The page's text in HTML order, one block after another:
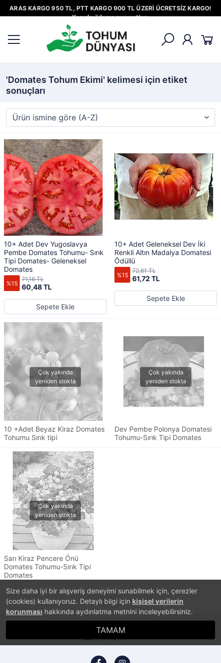
ARAS KARGO 950 TL, PTT KARGO 900 TL ÜZERİ ÜCRETSİZ KARGO!
Kapıda ödeme mevcuttur.
Size daha iyi bir alışveriş deneyimi sunabilmek için, çerezler
(cookies) kullanıyoruz. Detaylı bilgi için kişisel verilerin
korunması hakkında aydınlatma metnini inceleyebilirsiniz.
TAMAM
'Domates Tohum Ekimi' kelimesi için etiket
sonuçları
10+ Adet Dev Yugoslavya
Pembe Domates Tohumu- Sırık
Tipi Domates- Geleneksel
Domates
%15 60,48 TL
71,16 TL
Sepete Ekle
10+ Adet Geleneksel Dev İki
Renkli Altın Madalya Domatesi
Ödüllü
%15 61,72 TL
72,61 TL
Sepete Ekle
10 +Adet Beyaz Kiraz Domates
Tohumu Sırık tipi
Dev Pembe Polonya Domatesi
Tohumu-Sırık Tipi Domates
Sarı Kiraz Pencere Önü
Domates Tohumu-Sırık Tipi
Domates
1